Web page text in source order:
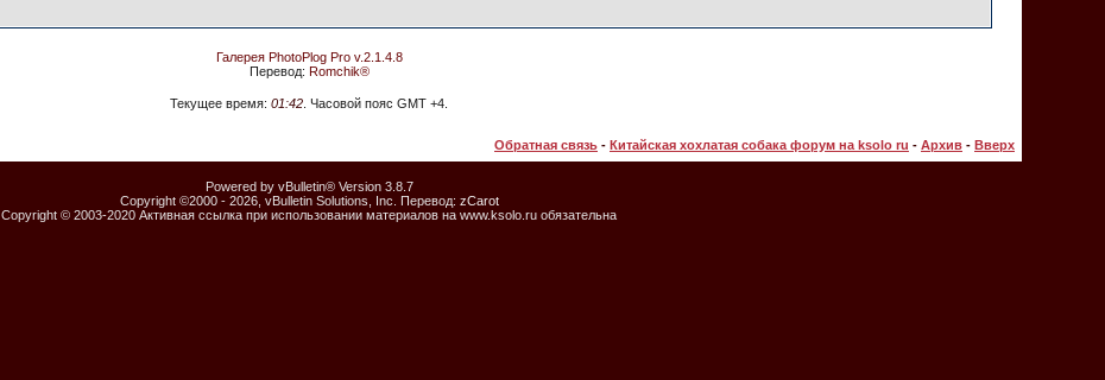
Галерея PhotoPlog Pro v.2.1.4.8
Перевод: Romchik®
Текущее время: 01:42 . Часовой пояс GMT +4.
Обратная связь - Китайская хохлатая собака форум на ksolo ru - Архив - Вверх
Powered by vBulletin® Version 3.8.7
Copyright ©2000 - 2026, vBulletin Solutions, Inc. Перевод: zCarot
Copyright © 2003-2020 Активная ссылка при использовании материалов на www.ksolo.ru обязательна